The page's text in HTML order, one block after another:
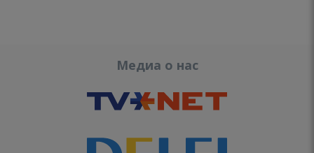
Медиа о нас